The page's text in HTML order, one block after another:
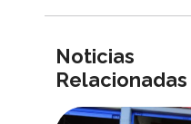
Noticias
Relacionadas